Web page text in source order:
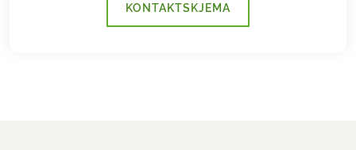
KONTAKTSKJEMA